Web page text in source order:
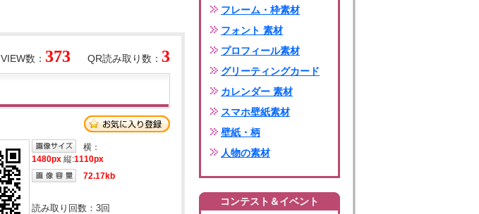
QR読み取り数： 3
VIEW数： 373
横：
1480px 縦:1110px
72.17kb
読み取り回数： 3回
フレーム・枠素材
フォント 素材
プロフィール素材
グリーティングカード
カレンダー 素材
スマホ壁紙素材
壁紙・柄
人物の素材
コンテスト＆イベント